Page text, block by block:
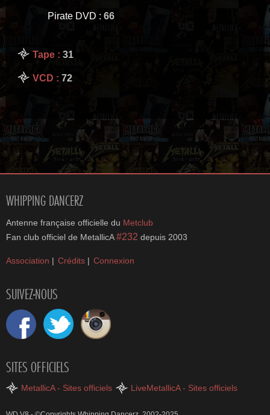
Pirate DVD : 66
Tape : 31
VCD : 72
WHIPPING DANCERZ
Antenne française officielle du Metclub
Fan club officiel de MetallicA#232 depuis 2003
Association | Crédits | Connexion
SUIVEZ-NOUS
SITES OFFICIELS
MetallicA - Sites officiels LiveMetallicA - Sites officiels